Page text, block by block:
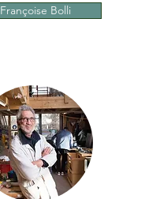
Françoise Bolli